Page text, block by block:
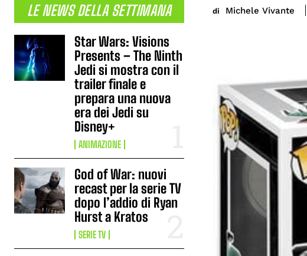
LE NEWS DELLA SETTIMANA
Star Wars: Visions
Presents – The Ninth
Jedi si mostra con il
trailer finale e
prepara una nuova
era dei Jedi su
Disney+
ANIMAZIONE
God of War: nuovi
recast per la serie TV
dopo l’addio di Ryan
Hurst a Kratos
SERIE TV
di Michele Vivante